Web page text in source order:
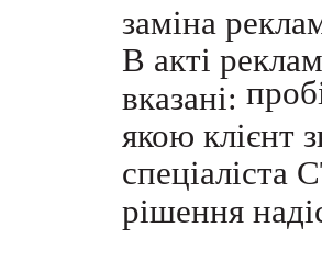
заміна
В акті
вказані:
якою клієнт
спеціаліста
рішення